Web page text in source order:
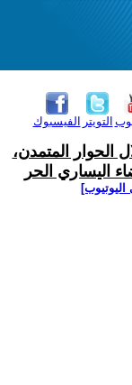
الفيسبوك التويتر
الحوار المتمدن،
اليساري الحر